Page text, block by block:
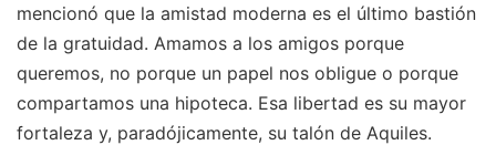
mencionó que la amistad moderna es el último bastión
de la gratuidad. Amamos a los amigos porque
queremos, no porque un papel nos obligue o porque
compartamos una hipoteca. Esa libertad es su mayor
fortaleza y, paradójicamente, su talón de Aquiles.